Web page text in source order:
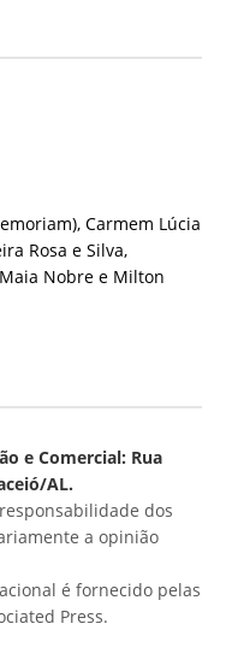
Carmem Lúcia
Rosa e Silva,
Nobre e Milton
e Comercial: Rua
AL.
dos
a opinião
é fornecido pelas
Press.